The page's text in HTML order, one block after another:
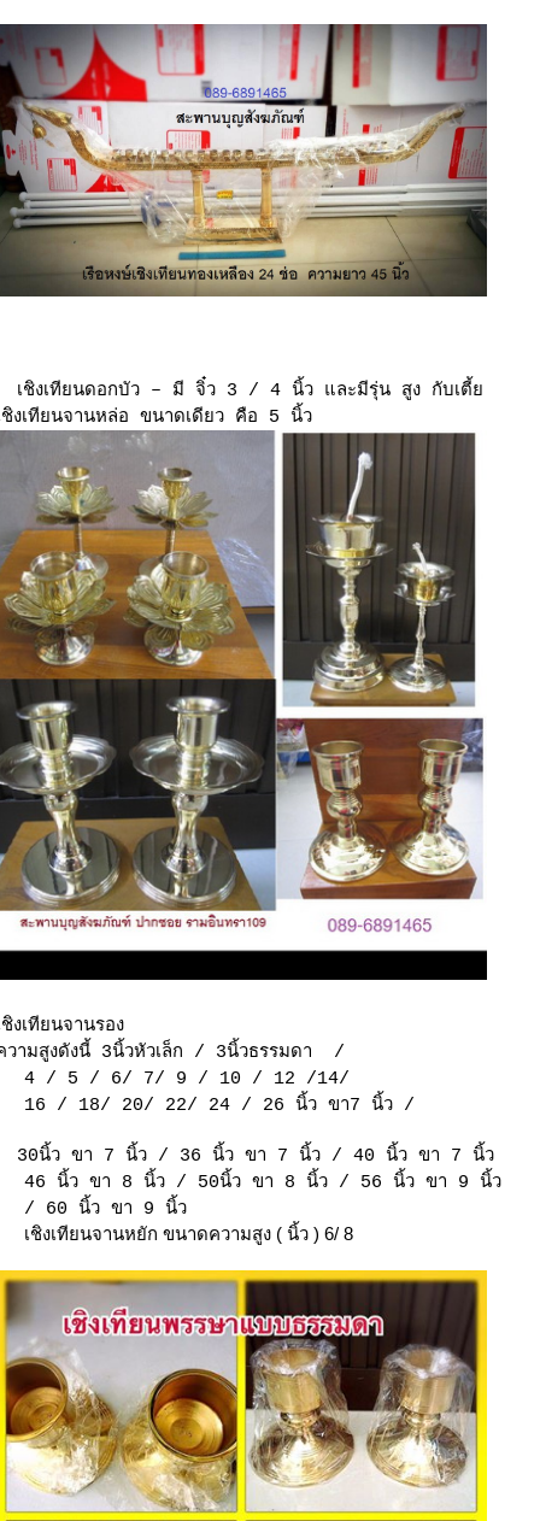
ชิงเทียนดอกบัว – มี จิ๋ว 3 / 4 นิ้ว ละมีรุ่น สูง กับเตี้
ชิงเทียนจานหล่อ ขนาดเดียว คือ 5 นิ้ว
ชิงเทียนจานรอง
วามสูงดังนี้ 3นิ้วหัวเล็ก / 3นิ้วธรรมดา /
4 / 5 / 6/ 7/ 9 / 10 / 12 /14/
16 / 18/ 20/ 22/ 24 / 26 นิ้ว ขา7 นิ้ว /
นิ้ว ขา 7 นิ้ว / 36 นิ้ว ขา 7 นิ้ว / 40 นิ้ว ขา 7 นิ้ว
46 นิ้ว ขา 8 นิ้ว / 50นิ้ว ขา 8 นิ้ว / 56 นิ้ว ขา 9 นิ้ว
/ 60 นิ้ว ขา 9 นิ้ว
เชิงเทียนจานหยัก ขนาดความสูง ( นิ้ว ) 6/ 8